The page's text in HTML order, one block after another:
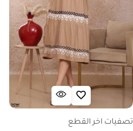
تصفيات اخر القطع